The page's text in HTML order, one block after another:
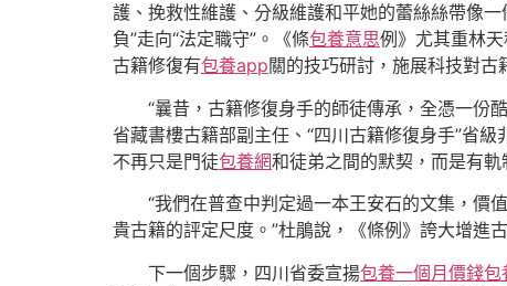
護、挽救性維護、分級維護和平她的蕾絲絲帶像一
負”走向“法定職守”。《條包養意思例》尤其重林
古籍修復有包養app關的技巧研討，施展科技對
“曩昔，古籍修復身手的師徒傳承，全憑一份
省藏書樓古籍部副主任、“四川古籍修復身手”省
不再只是門徒包養網和徒弟之間的默契，而是有
“我們在普查中判定過一本王安石的文集，價
貴古籍的評定尺度。”杜鵑說，《條例》誇大增進
下一個步驟，四川省委宣揚包養一個月價錢包